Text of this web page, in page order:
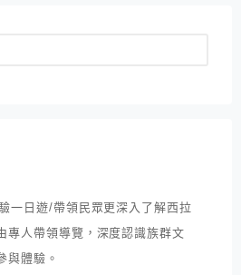
一日遊/帶領民眾更深入了解西拉
專人帶領導覽，深度認識族群文
與體驗。